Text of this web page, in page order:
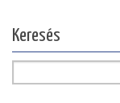
Keresés